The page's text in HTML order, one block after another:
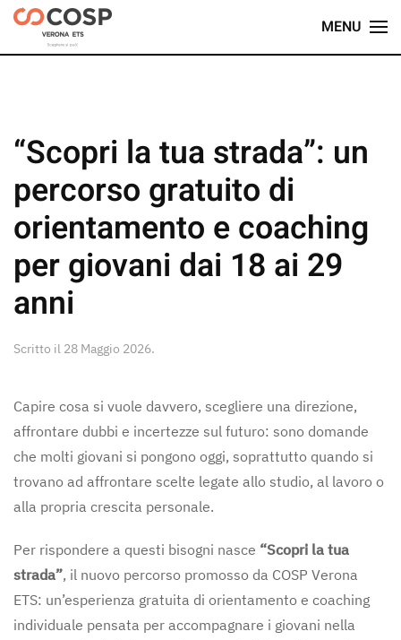
Skip
MENU
“Scopri la tua strada”: un
percorso gratuito di
orientamento e coaching
per giovani dai 18 ai 29
anni
Scritto il 28 Maggio 2026.
Capire cosa si vuole davvero, scegliere una direzione,
affrontare dubbi e incertezze sul futuro: sono domande
che molti giovani si pongono oggi, soprattutto quando si
trovano ad affrontare scelte legate allo studio, al lavoro o
alla propria crescita personale.
Per rispondere a questi bisogni nasce “Scopri la tua
strada”, il nuovo percorso promosso da COSP Verona
ETS: un’esperienza gratuita di orientamento e coaching
individuale pensata per accompagnare i giovani nella